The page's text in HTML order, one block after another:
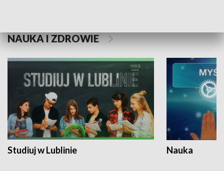
NAUKA I ZDROWIE
Studiuj w Lublinie Nauka